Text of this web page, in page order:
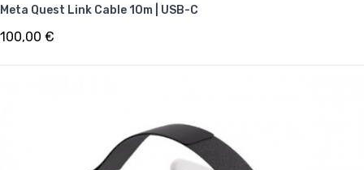
Meta Quest Link Cable 10m | USB-C
100,00 €